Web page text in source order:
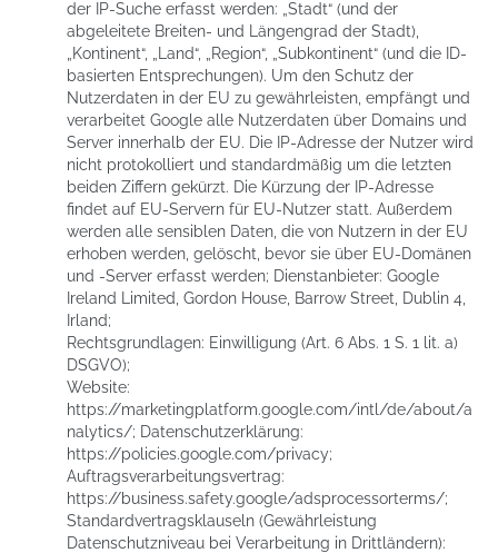
der IP-Suche erfasst werden: „Stadt“ (und der
abgeleitete Breiten- und Längengrad der Stadt),
„Kontinent“, „Land“, „Region“, „Subkontinent“ (und die ID-
basierten Entsprechungen). Um den Schutz der
Nutzerdaten in der EU zu gewährleisten, empfängt und
verarbeitet Google alle Nutzerdaten über Domains und
Server innerhalb der EU. Die IP-Adresse der Nutzer wird
nicht protokolliert und standardmäßig um die letzten
beiden Ziffern gekürzt. Die Kürzung der IP-Adresse
findet auf EU-Servern für EU-Nutzer statt. Außerdem
werden alle sensiblen Daten, die von Nutzern in der EU
erhoben werden, gelöscht, bevor sie über EU-Domänen
und -Server erfasst werden; Dienstanbieter: Google
Ireland Limited, Gordon House, Barrow Street, Dublin 4,
Irland;
Rechtsgrundlagen: Einwilligung (Art. 6 Abs. 1 S. 1 lit. a)
DSGVO);
Website:
https://marketingplatform.google.com/intl/de/about/a
nalytics/; Datenschutzerklärung:
https://policies.google.com/privacy;
Auftragsverarbeitungsvertrag:
https://business.safety.google/adsprocessorterms/;
Standardvertragsklauseln (Gewährleistung
Datenschutzniveau bei Verarbeitung in Drittländern):